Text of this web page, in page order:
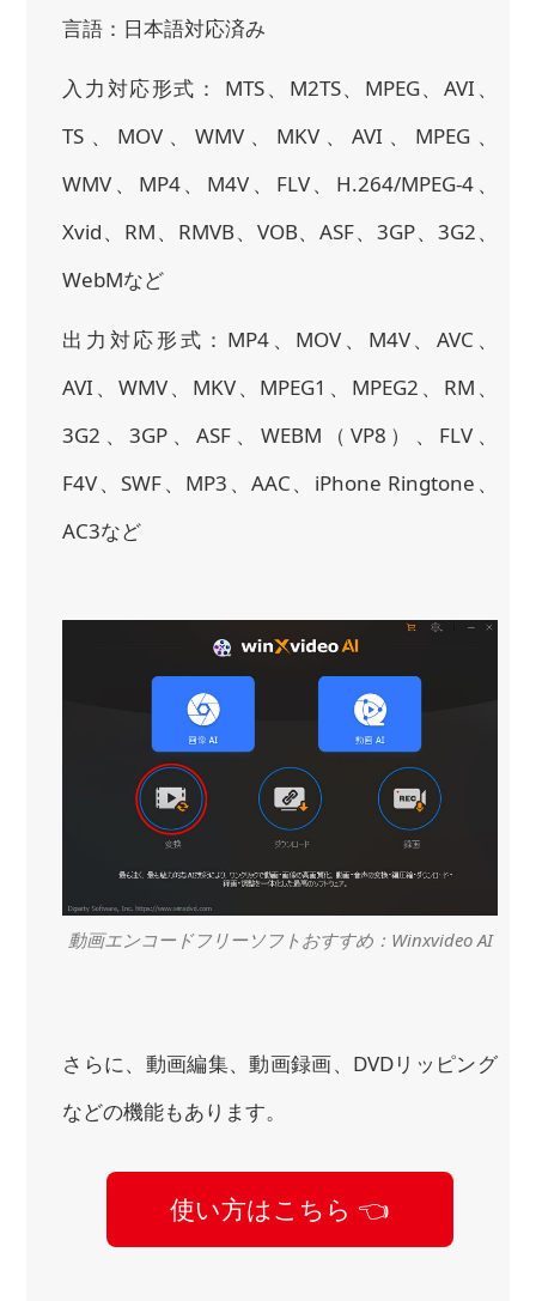
言語：日本語対応済み
入力対応形式： MTS、M2TS、MPEG、AVI、
TS、MOV、WMV、MKV、AVI、MPEG、
WMV、MP4、M4V、FLV、H.264/MPEG-4、
Xvid、RM、RMVB、VOB、ASF、3GP、3G2、
WebMなど
出力対応形式：MP4、MOV、M4V、AVC、
AVI、WMV、MKV、MPEG1、MPEG2、RM、
3G2、3GP、ASF、WEBM（VP8）、FLV、
F4V、SWF、MP3、AAC、iPhone Ringtone、
AC3など
動画エンコードフリーソフトおすすめ：Winxvideo AI
さらに、動画編集、動画録画、DVDリッピング
などの機能もあります。
使い方はこちら 👈